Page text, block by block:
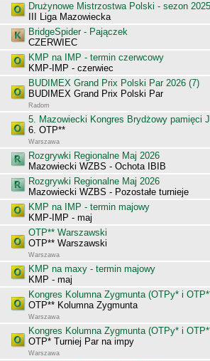
Drużynowe Mistrzostwa Polski - sezon
III Liga Mazowiecka
BridgeSpider - Pajączek
CZERWIEC
KMP na IMP - termin czerwcowy
KMP-IMP - czerwiec
BUDIMEX Grand Prix Polski Par 2026 (7)
BUDIMEX Grand Prix Polski Par
Radom
5. Mazowiecki Kongres Brydżowy pamięci
6. OTP**
Warszawa
Rozgrywki Regionalne Maj 2026
Mazowiecki WZBS - Ochota IBIB
Rozgrywki Regionalne Maj 2026
Mazowiecki WZBS - Pozostałe turnieje
KMP na IMP - termin majowy
KMP-IMP - maj
OTP** Warszawski
OTP** Warszawski
Warszawa
KMP na maxy - termin majowy
KMP - maj
Kongres Kolumna Zygmunta (OTPy* i
OTP** Kolumna Zygmunta
Warszawa
Kongres Kolumna Zygmunta (OTPy* i
OTP* Turniej Par na impy
Warszawa